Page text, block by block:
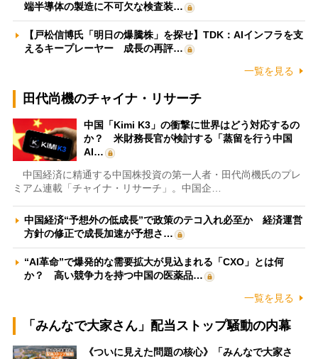
端半導体の製造に不可欠な検査装…
【戸松信博氏「明日の爆騰株」を探せ】TDK：AIインフラを支
えるキープレーヤー 成長の再評…
一覧を見る
田代尚機のチャイナ・リサーチ
中国「Kimi K3」の衝撃に世界はどう対応するの
か？ 米財務長官が検討する「蒸留を行う中国
AI…
中国経済に精通する中国株投資の第一人者・田代尚機氏のプレ
ミアム連載「チャイナ・リサーチ」。中国企…
中国経済“予想外の低成長”で政策のテコ入れ必至か 経済運営
方針の修正で成長加速が予想さ…
“AI革命”で爆発的な需要拡大が見込まれる「CXO」とは何
か？ 高い競争力を持つ中国の医薬品…
一覧を見る
「みんなで大家さん」配当ストップ騒動の内幕
《ついに見えた問題の核心》「みんなで大家さ